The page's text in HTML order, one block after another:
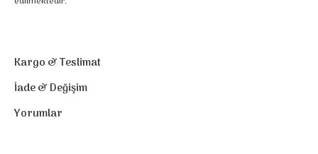
Kargo & Teslimat
İade & Değişim
Yorumlar